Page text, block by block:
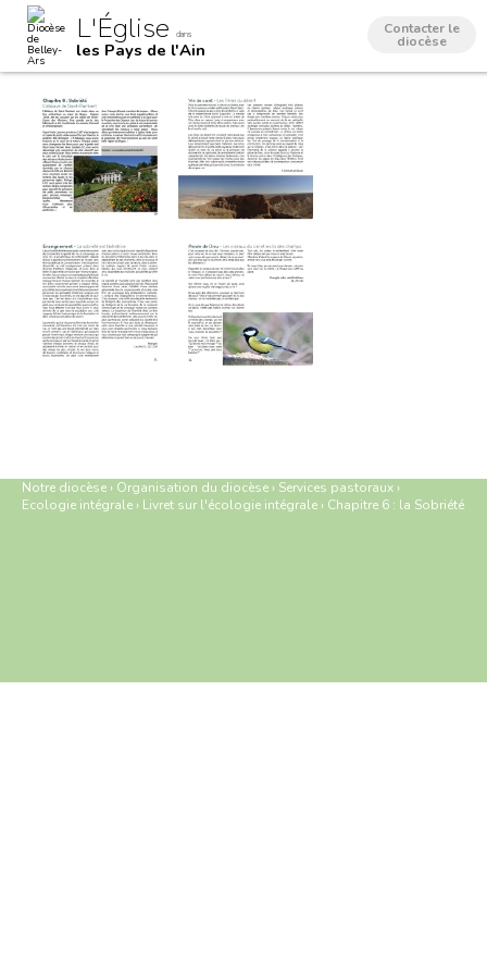
contenu.
navigation
Outils
personnels
L'Église dans
les Pays de l'Ain
Contacter le
diocèse
Notre diocèse › Organisation du diocèse › Services pastoraux ›
Ecologie intégrale › Livret sur l'écologie intégrale › Chapitre 6 : la Sobriété